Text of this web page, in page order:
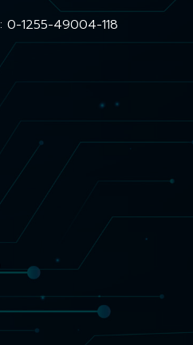
: 0-1255-49004-118